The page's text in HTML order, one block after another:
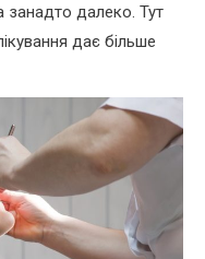
занадто далеко. Тут
дає більше